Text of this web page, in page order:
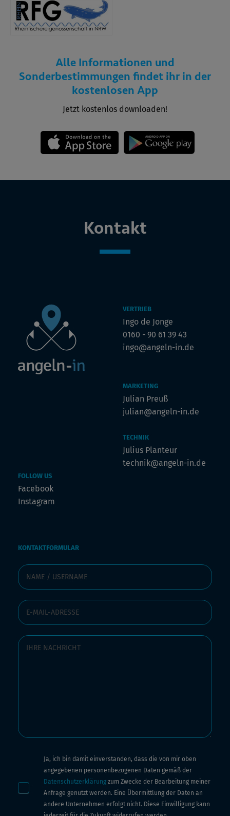
Alle Informationen und
Sonderbestimmungen findet ihr in der
kostenlosen App
Jetzt kostenlos downloaden!
Kontakt
VERTRIEB
Ingo de Jonge
0160 - 90 61 39 43
ingo@angeln-in.de
MARKETING
Julian Preuß
julian@angeln-in.de
TECHNIK
Julius Planteur
technik@angeln-in.de
FOLLOW US
Facebook
Instagram
KONTAKTFORMULAR
Ja, ich bin damit einverstanden, dass die von mir oben
angegebenen personenbezogenen Daten gemäß der
Datenschutzerklärung zum Zwecke der Bearbeitung meiner
Anfrage genutzt werden. Eine Übermittlung der Daten an
andere Unternehmen erfolgt nicht. Diese Einwilligung kann